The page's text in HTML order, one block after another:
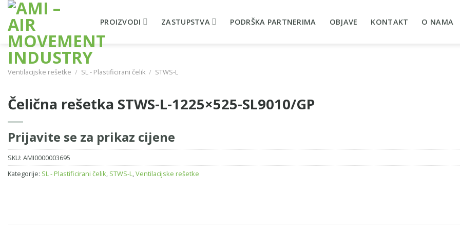
Skip
content
PROIZVODI ZASTUPSTVA PODRŠKA PARTNERIMA OBJAVE KONTAKT O NAMA
Ventilacijske rešetke / SL - Plastificirani čelik / STWS-L
Čelična rešetka STWS-L-1225×525-SL9010/GP
Prijavite se za prikaz cijene
SKU: AMI0000003695
Kategorije: SL - Plastificirani čelik, STWS-L,Ventilacijske rešetke